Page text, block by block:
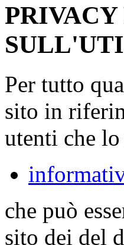
Per tutto
sito in
utenti che
che può
sito dei del